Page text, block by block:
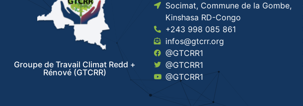
Groupe de Travail Climat Redd +
Rénové (GTCRR)
Socimat, Commune de la Gombe,
Kinshasa RD-Congo
+243 998 085 861
infos@gtcrr.org
@GTCRR1
@GTCRR1
@GTCRR1